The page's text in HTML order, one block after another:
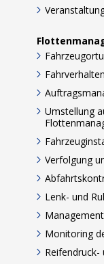
Fahrverhalten
Umstellung
Verfolgung
Lenk- und
Monitoring